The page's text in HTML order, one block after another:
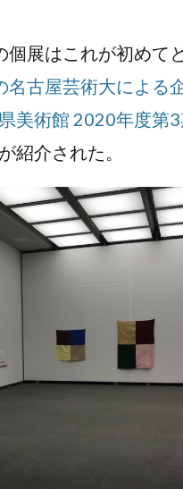
展はこれが初めて
名古屋芸術大による
美術館 2020年度第
紹介された。